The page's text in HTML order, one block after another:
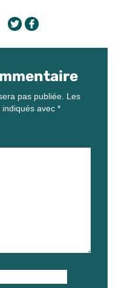
pas publiée. Les
avec *